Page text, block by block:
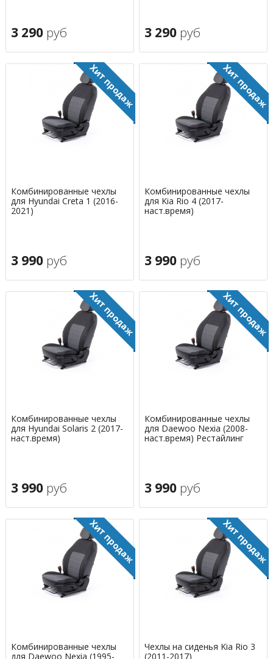
3 290 руб 3 290 руб
Комбинированные чехлы
для Hyundai Creta 1 (2016-
2021)
3 990 руб
Комбинированные чехлы
для Kia Rio 4 (2017-
наст.время)
3 990 руб
Комбинированные чехлы
для Hyundai Solaris 2 (2017-
наст.время)
3 990 руб
Комбинированные чехлы
для Daewoo Nexia (2008-
наст.время) Рестайлинг
3 990 руб
Комбинированные чехлы
для Daewoo Nexia (1995-
Чехлы на сиденья Kia Rio 3
(2011-2017)